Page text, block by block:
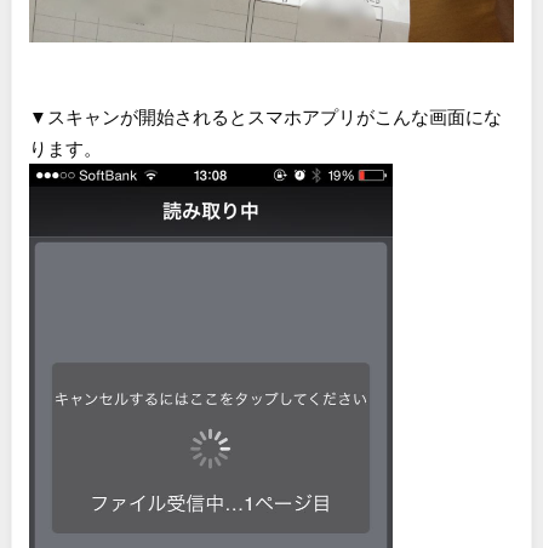
▼スキャンが開始されるとスマホアプリがこんな画面にな
ります。